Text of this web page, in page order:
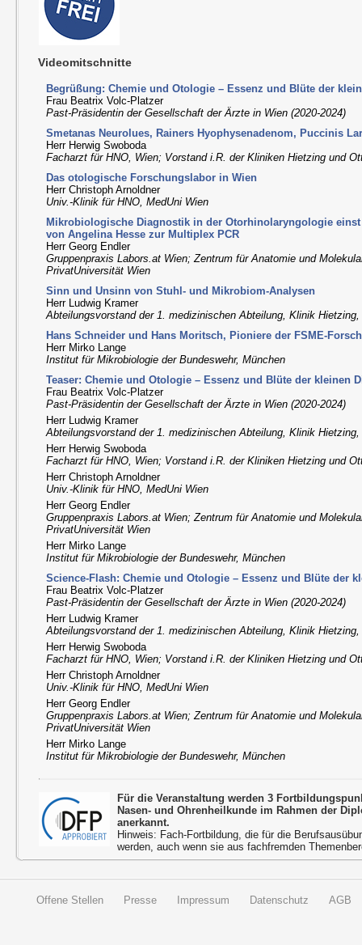
Videomitschnitte
Begrüßung: Chemie und Otologie – Essenz und Blüte der
Frau Beatrix Volc-Platzer
Past-Präsidentin der Gesellschaft der Ärzte in Wien (2020-2024)
Smetanas Neurolues, Rainers Hyophysenadenom, Puccinis
Herr Herwig Swoboda
Facharzt für HNO, Wien; Vorstand i.R. der Kliniken Hietzing und
Das otologische Forschungslabor in Wien
Herr Christoph Arnoldner
Univ.-Klinik für HNO, MedUni Wien
Mikrobiologische Diagnostik in der Otorhinolaryngologie
von Angelina Hesse zur Multiplex PCR
Herr Georg Endler
Gruppenpraxis Labors.at Wien; Zentrum für Anatomie und
PrivatUniversität Wien
Sinn und Unsinn von Stuhl- und Mikrobiom-Analysen
Herr Ludwig Kramer
Abteilungsvorstand der 1. medizinischen Abteilung, Klinik Hietzing,
Hans Schneider und Hans Moritsch, Pioniere der FSME-
Herr Mirko Lange
Institut für Mikrobiologie der Bundeswehr, München
Teaser: Chemie und Otologie – Essenz und Blüte der kleinen
Frau Beatrix Volc-Platzer
Past-Präsidentin der Gesellschaft der Ärzte in Wien (2020-2024)
Herr Ludwig Kramer
Abteilungsvorstand der 1. medizinischen Abteilung, Klinik Hietzing,
Herr Herwig Swoboda
Facharzt für HNO, Wien; Vorstand i.R. der Kliniken Hietzing und
Herr Christoph Arnoldner
Univ.-Klinik für HNO, MedUni Wien
Herr Georg Endler
Gruppenpraxis Labors.at Wien; Zentrum für Anatomie und
PrivatUniversität Wien
Herr Mirko Lange
Institut für Mikrobiologie der Bundeswehr, München
Science-Flash: Chemie und Otologie – Essenz und Blüte der
Frau Beatrix Volc-Platzer
Past-Präsidentin der Gesellschaft der Ärzte in Wien (2020-2024)
Herr Ludwig Kramer
Abteilungsvorstand der 1. medizinischen Abteilung, Klinik Hietzing,
Herr Herwig Swoboda
Facharzt für HNO, Wien; Vorstand i.R. der Kliniken Hietzing und
Herr Christoph Arnoldner
Univ.-Klinik für HNO, MedUni Wien
Herr Georg Endler
Gruppenpraxis Labors.at Wien; Zentrum für Anatomie und
PrivatUniversität Wien
Herr Mirko Lange
Institut für Mikrobiologie der Bundeswehr, München
Für die Veranstaltung werden 3
Nasen- und Ohrenheilkunde im Rahmen der
anerkannt.
Hinweis: Fach-Fortbildung, die für die
werden, auch wenn sie aus fachfremden
Offene Stellen Presse Impressum Datenschutz AGB